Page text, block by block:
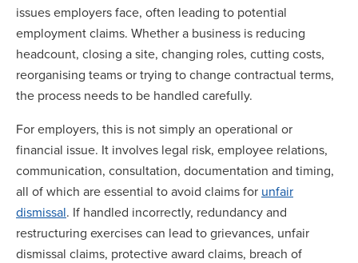
issues employers face, often leading to potential
employment claims. Whether a business is reducing
headcount, closing a site, changing roles, cutting costs,
reorganising teams or trying to change contractual terms,
the process needs to be handled carefully.
For employers, this is not simply an operational or
financial issue. It involves legal risk, employee relations,
communication, consultation, documentation and timing,
all of which are essential to avoid claims for unfair
dismissal. If handled incorrectly, redundancy and
restructuring exercises can lead to grievances, unfair
dismissal claims, protective award claims, breach of